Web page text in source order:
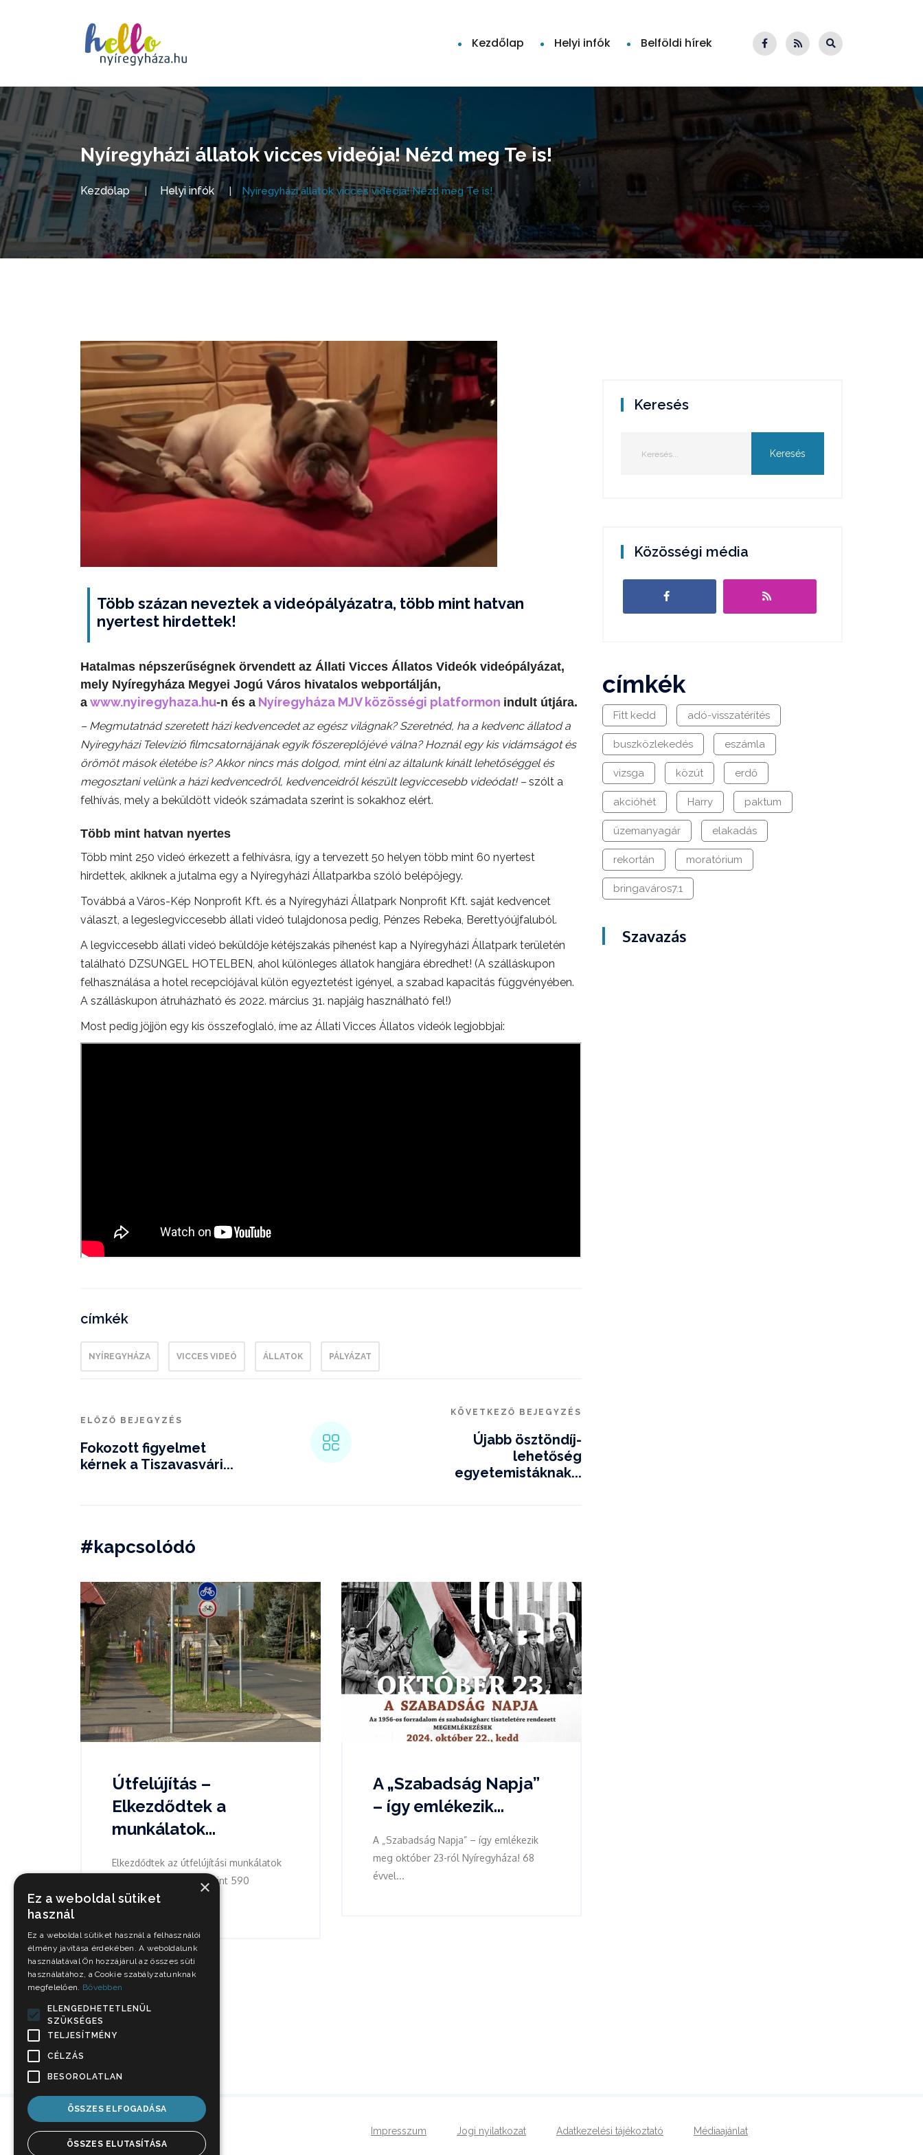
Kezdőlap Helyi infók Belföldi hírek
Nyíregyházi állatok vicces videója! Nézd meg Te is!
Kezdőlap Helyi infók Nyíregyházi állatok vicces videója! Nézd meg Te is!
Több százan neveztek a videópályázatra, több mint hatvan
nyertest hirdettek!
Hatalmas népszerűségnek örvendett az Állati Vicces Állatos Videók videópályázat,
mely Nyíregyháza Megyei Jogú Város hivatalos webportálján,
a www.nyiregyhaza.hu-n és a Nyíregyháza MJV közösségi platformon indult útjára.
– Megmutatnád szeretett házi kedvencedet az egész világnak? Szeretnéd, ha a kedvenc állatod a
Nyíregyházi Televízió filmcsatornájának egyik főszereplőjévé válna? Hoznál egy kis vidámságot és
örömöt mások életébe is? Akkor nincs más dolgod, mint élni az általunk kínált lehetőséggel és
megosztani velünk a házi kedvencedről, kedvenceidről készült legviccesebb videódat! – szólt a
felhívás, mely a beküldött videók számadata szerint is sokakhoz elért.
Több mint hatvan nyertes
Több mint 250 videó érkezett a felhívásra, így a tervezett 50 helyen több mint 60 nyertest
hirdettek, akiknek a jutalma egy a Nyíregyházi Állatparkba szóló belépőjegy.
Továbbá a Város-Kép Nonprofit Kft. és a Nyíregyházi Állatpark Nonprofit Kft. saját kedvencet
választ, a legeslegviccesebb állati videó tulajdonosa pedig, Pénzes Rebeka, Berettyóújfaluból.
A legviccesebb állati videó beküldője kétéjszakás pihenést kap a Nyíregyházi Állatpark területén
található DZSUNGEL HOTELBEN, ahol különleges állatok hangjára ébredhet! (A szálláskupon
felhasználása a hotel recepciójával külön egyeztetést igényel, a szabad kapacitás függvényében.
A szálláskupon átruházható és 2022. március 31. napjáig használható fel!)
Most pedig jöjjön egy kis összefoglaló, íme az Állati Vicces Állatos videók legjobbjai:
címkék
NYÍREGYHÁZA VICCES VIDEÓ ÁLLATOK PÁLYÁZAT
ELŐZŐ BEJEGYZÉS
Fokozott figyelmet
kérnek a Tiszavasvári...
KÖVETKEZŐ BEJEGYZÉS
Újabb ösztöndíj-
lehetőség
egyetemistáknak...
#kapcsolódó
Útfelújítás –
Elkezdődtek a
munkálatok...
Elkezdődtek az útfelújítási munkálatok
a Berenát utcán több mint 590
méteres...
A „Szabadság Napja”
– így emlékezik...
A „Szabadság Napja” – így emlékezik
meg október 23-ról Nyíregyháza! 68
évvel...
Keresés
Közösségi média
címkék
Fitt kedd adó-visszatérítés
buszközlekedés eszámla
vizsga közút erdő
akcióhét Harry paktum
üzemanyagár elakadás
rekortán moratórium
bringaváros7.1
Szavazás
Impresszum Jogi nyilatkozat Adatkezelési tájékoztató Médiaajánlat
×
Ez a weboldal sütiket
használ
Ez a weboldal sütiket használ a felhasználói
élmény javítása érdekében. A weboldalunk
használatával Ön hozzájárul az összes süti
használatához, a Cookie szabályzatunknak
megfelelően. Bővebben
ELENGEDHETETLENÜL
SZÜKSÉGES
TELJESÍTMÉNY
CÉLZÁS
BESOROLATLAN
ÖSSZES ELFOGADÁSA
ÖSSZES ELUTASÍTÁSA